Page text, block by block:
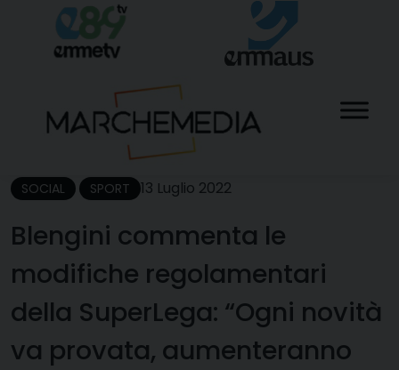
content
SOCIAL SPORT 13 Luglio 2022
Blengini commenta le
modifiche regolamentari
della SuperLega: “Ogni novità
va provata, aumenteranno